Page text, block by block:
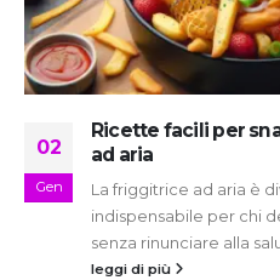
02
Gen
Ricette facili per
ad aria
La friggitrice ad aria è
indispensabile per chi
senza rinunciare alla
leggi di più